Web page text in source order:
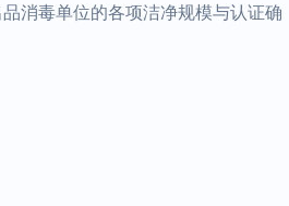
消毒单位的各项洁净规模与认证确